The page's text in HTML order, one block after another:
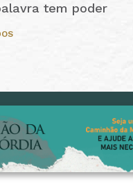
tem poder